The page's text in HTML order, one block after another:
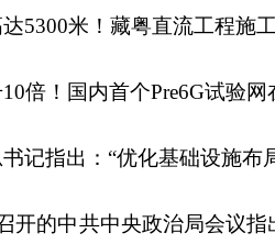
5300米！藏粤直流工程施
倍！国内首个Pre6G试验
记指出：“优化基础设施
开的中共中央政治局会议